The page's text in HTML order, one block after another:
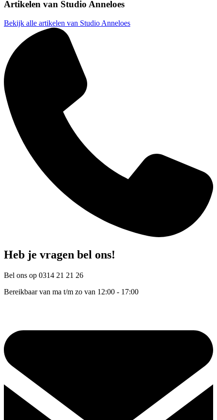
Artikelen van Studio Anneloes
Bekijk alle artikelen van Studio Anneloes
Heb je vragen bel ons!
Bel ons op 0314 21 21 26
Bereikbaar van ma t/m zo van 12:00 - 17:00